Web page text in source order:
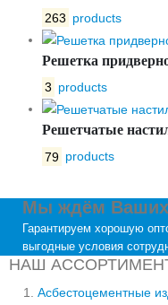
263 products
Решетка
3 products
Решетчатые
79 products
Мы ждём Ваших
Гарантируем хорошую
выгодные условия
НАШ
Асбестоцементные